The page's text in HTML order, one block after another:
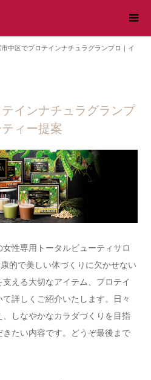
中区でプロテインナチュラグランプロ｜イ
インナチュラグランプ
ィー提案
性専用トータルビューティサロ
的で美しい体づくりに欠かせない
支える大切なアイテム、プロテイ
詳しくご紹介いたします。日々
しなやかなカラダづくりを目指
たい内容です。どうぞ最後まで